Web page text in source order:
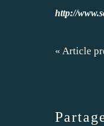
http://
« Article